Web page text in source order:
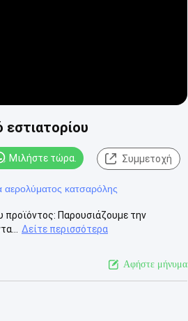
Μιλήστε τώρα. Συμμετοχή
αερολύματος κατσαρόλης
προϊόντος: Παρουσιάζουμε την
Δείτε περισσότερα
Αφήστε μήνυμα